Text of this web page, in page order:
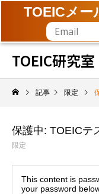
TOEICメー
TOEIC研究室
記事 限定
保護中: TOEICテ
限定
This content is
your password